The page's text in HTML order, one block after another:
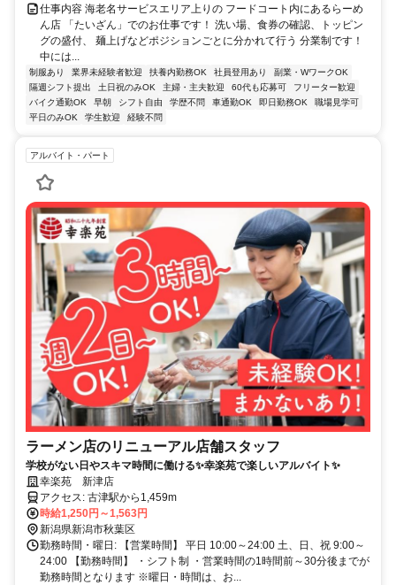
仕事内容 海老名サービスエリア上りの フードコート内にあるらーめ
ん店 「たいざん」でのお仕事です！ 洗い場、食券の確認、トッピン
グの盛付、 麺上げなどポジションごとに分かれて行う 分業制です！
中には...
制服あり 業界未経験者歓迎 扶養内勤務OK 社員登用あり
副業・WワークOK
隔週シフト提出
土日祝のみOK 主婦・主夫歓迎 60代も応募可
フリーター歓迎
バイク通勤OK
早朝 シフト自由 学歴不問 車通勤OK 即日勤務OK
職場見学可
平日のみOK
学生歓迎 経験不問
アルバイト・パート
ラーメン店のリニューアル店舗スタッフ
学校がない日やスキマ時間に働ける✨幸楽苑で楽しいアルバイト✨
幸楽苑 新津店
アクセス: 古津駅から1,459m
時給1,250円～1,563円
新潟県新潟市秋葉区
勤務時間・曜日: 【営業時間】 平日 10:00～24:00 土、日、祝 9:00～
24:00 【勤務時間】 ・シフト制 ・営業時間の1時間前～30分後までが
勤務時間となります ※曜日・時間は、お...